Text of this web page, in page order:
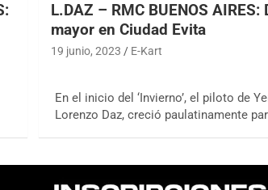
L.DAZ – RMC BUENOS AIRES:
mayor en Ciudad Evita
19 junio, 2023 E-Kart
En el inicio del ‘Invierno’, el piloto de
Lorenzo Daz, creció paulatinamente